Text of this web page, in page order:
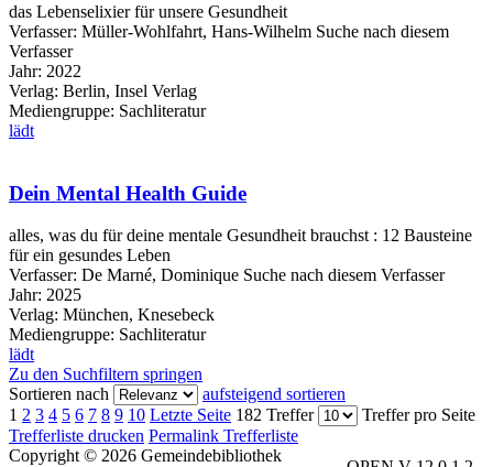
das Lebenselixier für unsere Gesundheit
Verfasser: Müller-Wohlfahrt, Hans-Wilhelm Suche nach diesem
Verfasser
Jahr: 2022
Verlag: Berlin, Insel Verlag
Mediengruppe: Sachliteratur
lädt
Dein Mental Health Guide
alles, was du für deine mentale Gesundheit brauchst : 12 Bausteine
für ein gesundes Leben
Verfasser: De Marné, Dominique Suche nach diesem Verfasser
Jahr: 2025
Verlag: München, Knesebeck
Mediengruppe: Sachliteratur
lädt
Zu den Suchfiltern springen
Sortieren nach
aufsteigend sortieren
1 2 3 4 5 6 7 8 9 10 Letzte Seite 182 Treffer
Treffer pro Seite
Trefferliste drucken Permalink Trefferliste
Copyright © 2026 Gemeindebibliothek